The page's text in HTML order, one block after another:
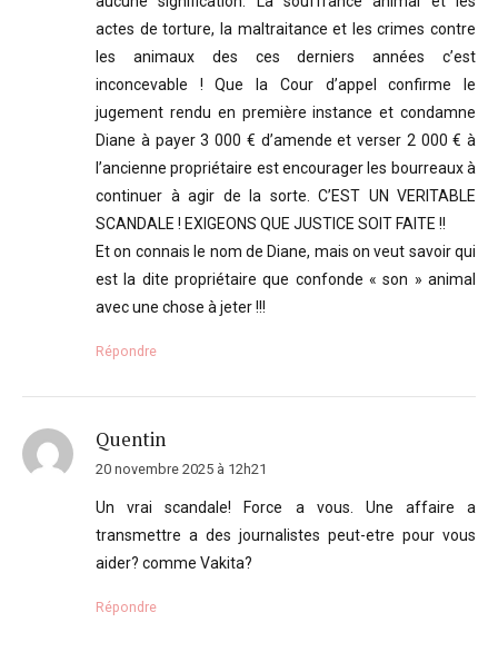
actes de torture, la maltraitance et les crimes contre
les animaux des ces derniers années c’est
inconcevable ! Que la Cour d’appel confirme le
jugement rendu en première instance et condamne
Diane à payer 3 000 € d’amende et verser 2 000 € à
l’ancienne propriétaire est encourager les bourreaux à
continuer à agir de la sorte. C’EST UN VERITABLE
SCANDALE ! EXIGEONS QUE JUSTICE SOIT FAITE !!
Et on connais le nom de Diane, mais on veut savoir qui
est la dite propriétaire que confonde « son » animal
avec une chose à jeter !!!
Répondre
Quentin
20 novembre 2025 à 12h21
Un vrai scandale! Force a vous. Une affaire a
transmettre a des journalistes peut-etre pour vous
aider? comme Vakita?
Répondre